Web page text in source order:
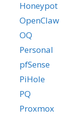
Honeypot
OpenClaw
OQ
Personal
pfSense
PiHole
PQ
Proxmox